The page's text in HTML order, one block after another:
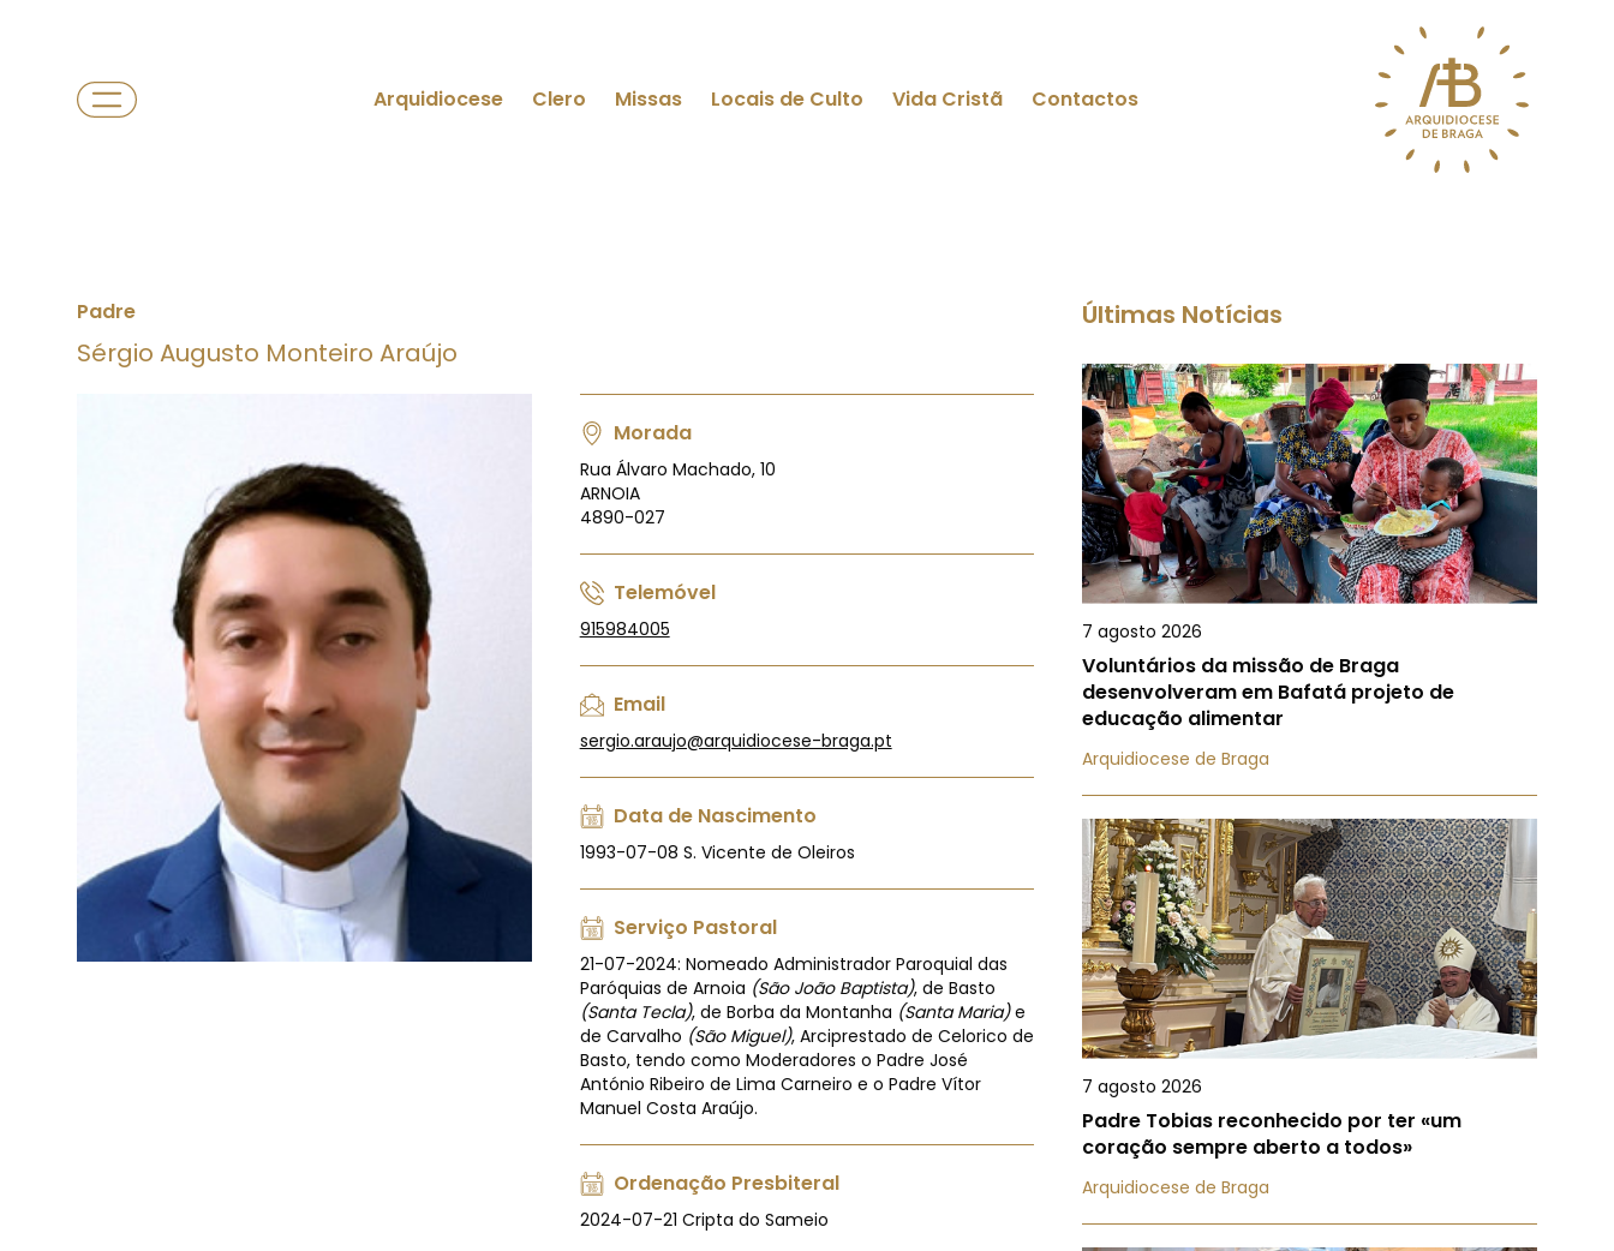
Arquidiocese Clero Missas Locais de Culto Vida Cristã Contactos
Padre
Sérgio Augusto Monteiro Araújo
Morada
Rua Álvaro Machado, 10
ARNOIA
4890-027
Telemóvel
915984005
Email
sergio.araujo@arquidiocese-braga.pt
Data de Nascimento
1993-07-08 S. Vicente de Oleiros
Serviço Pastoral
21-07-2024: Nomeado Administrador Paroquial das
Paróquias de Arnoia (São João Baptista), de Basto
(Santa Tecla), de Borba da Montanha (Santa Maria)e
de Carvalho (São Miguel), Arciprestado de Celorico de
Basto, tendo como Moderadores o Padre José
António Ribeiro de Lima Carneiro e o Padre Vítor
Manuel Costa Araújo.
Ordenação Presbiteral
2024-07-21 Cripta do Sameio
Últimas Notícias
7 agosto 2026
Voluntários da missão de Braga
desenvolveram em Bafatá projeto de
educação alimentar
Arquidiocese de Braga
7 agosto 2026
Padre Tobias reconhecido por ter «um
coração sempre aberto a todos»
Arquidiocese de Braga